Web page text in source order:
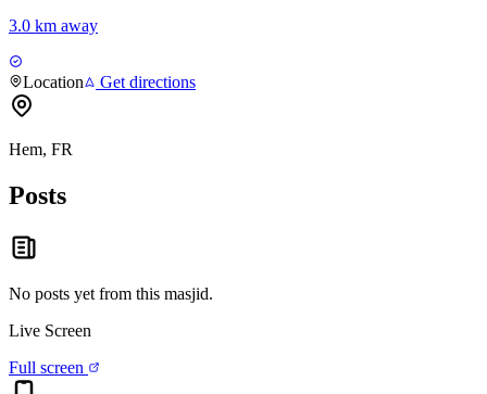
3.0 km away
Location Get directions
Hem, FR
Posts
No posts yet from this masjid.
Live Screen
Full screen